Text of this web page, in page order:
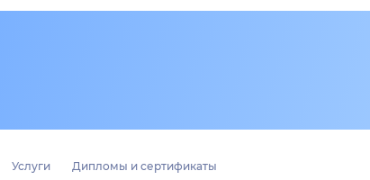
Услуги Дипломы и сертификаты